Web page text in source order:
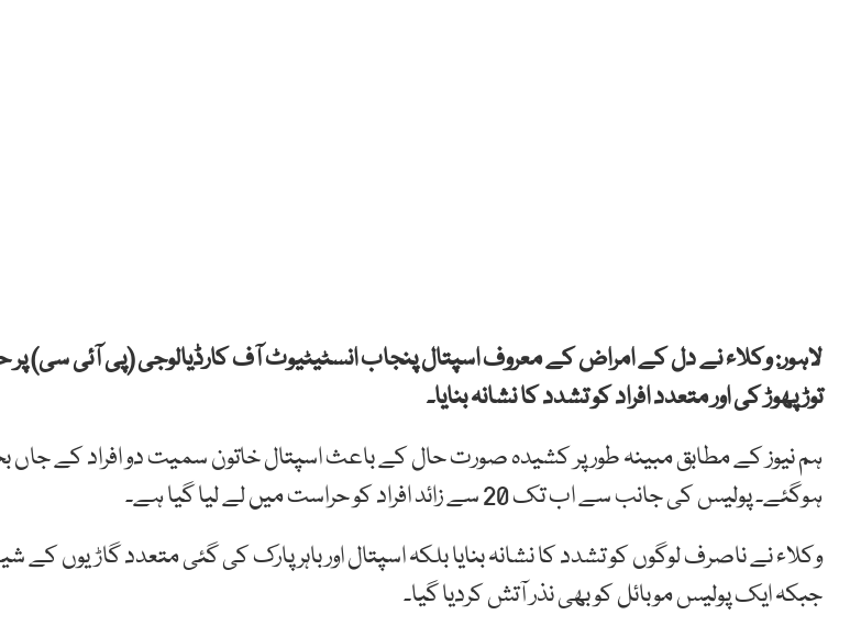
لاہور: وکلاء نے دل کے امراض کے معروف اسپتال پنجاب انسٹیٹیوٹ آف کارڈیالوجی (پی آئی سی) پر
توڑ پھوڑ کی اور متعدد افراد کو تشدد کا نشانہ بنایا۔
ہم نیوز کے مطابق مبینہ طور پر کشیدہ صورت حال کے باعث اسپتال خاتون سمیت دو افراد کے جاں
ہوگئے۔ پولیس کی جانب سے اب تک 20 سے زائد افراد کو حراست میں لے لیا گیا ہے۔
وکلاء نے ناصرف لوگوں کو تشدد کا نشانہ بنایا بلکہ اسپتال اور باہر پارک کی گئی متعدد گاڑیوں کے
جبکہ ایک پولیس موبائل کو بھی نذر آتش کردیا گیا۔